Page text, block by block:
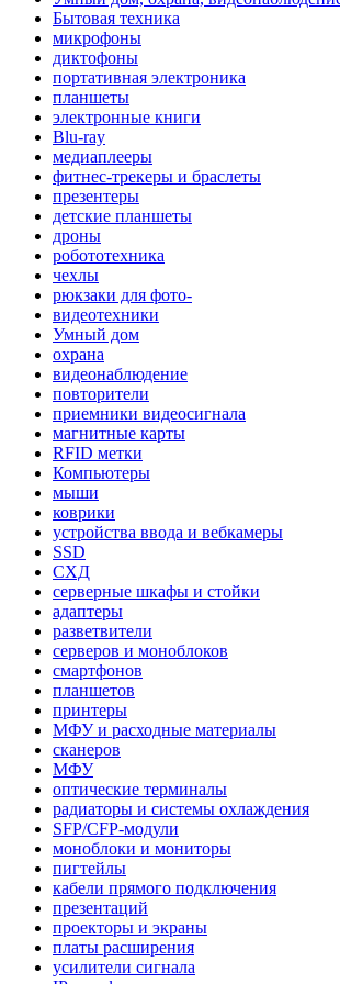
Бытовая техника
микрофоны
диктофоны
портативная электроника
планшеты
электронные книги
Blu-ray
медиаплееры
фитнес-трекеры и браслеты
презентеры
детские планшеты
дроны
робототехника
чехлы
рюкзаки для фото-
видеотехники
Умный дом
охрана
видеонаблюдение
повторители
приемники видеосигнала
магнитные карты
RFID метки
Компьютеры
мыши
коврики
устройства ввода и вебкамеры
SSD
СХД
серверные шкафы и стойки
адаптеры
разветвители
серверов и моноблоков
смартфонов
планшетов
принтеры
МФУ и расходные материалы
сканеров
МФУ
оптические терминалы
радиаторы и системы охлаждения
SFP/CFP-модули
моноблоки и мониторы
пигтейлы
кабели прямого подключения
презентаций
проекторы и экраны
платы расширения
усилители сигнала